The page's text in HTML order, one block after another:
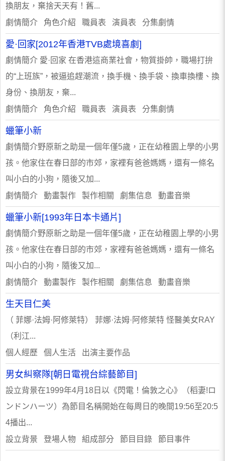
換朋友，棄捨天天有！舊...
劇情簡介 角色介紹 職員表 演員表 分集劇情
愛·回家[2012年香港TVB處境喜劇]
劇情簡介 愛·回家 在香港這商業社會，物質掛帥，職場打拚
的“上班族”，被逼追趕潮流，換手機、換手袋、換車換樓、換
身份、換朋友，棄...
劇情簡介 角色介紹 職員表 演員表 分集劇情
蠟筆小新
劇情簡介野原新之助是一個年僅5歲，正在幼稚園上學的小男
孩。他家住在春日部的市郊，家裡有爸爸媽媽，還有一條名
叫小白的小狗，隨後又加...
劇情簡介 動畫製作 製作相關 劇集信息 動畫音樂
蠟筆小新[1993年日本卡通片]
劇情簡介野原新之助是一個年僅5歲，正在幼稚園上學的小男
孩。他家住在春日部的市郊，家裡有爸爸媽媽，還有一條名
叫小白的小狗，隨後又加...
劇情簡介 動畫製作 製作相關 劇集信息 動畫音樂
生天目仁美
（ 菲娜·法姆·阿修萊特） 菲娜·法姆·阿修萊特 怪醫美女RAY
（利江...
個人經歷 個人生活 出演主要作品
男女糾察隊[朝日電視台綜藝節目]
設立背景在1999年4月18日以《閃電！倫敦之心》（稻妻!ロ
ンドンハーツ）為節目名稱開始在每周日的晚間19:56至20:5
4播出...
設立背景 登場人物 組成部分 節目目錄 節目事件